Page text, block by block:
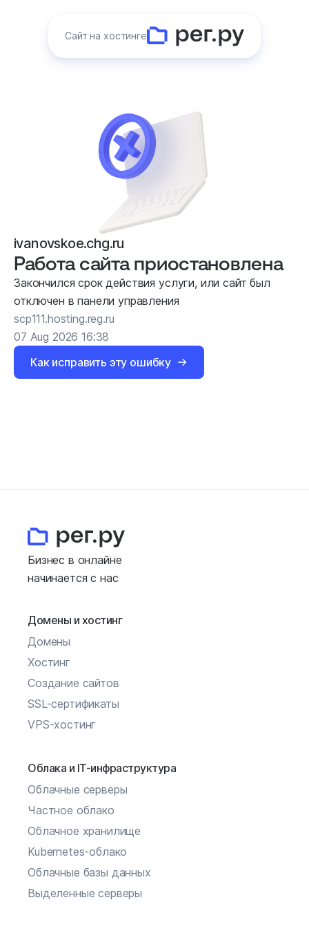
Сайт на хостинге
ivanovskoe.chg.ru
Работа сайта приостановлена
Закончился срок действия услуги, или сайт был
отключен в панели управления
scp111.hosting.reg.ru
07 Aug 2026 16:38
Как исправить эту ошибку
Бизнес в онлайне
начинается с нас
Домены и хостинг
Домены
Хостинг
Создание сайтов
SSL-сертификаты
VPS-хостинг
Облака и IT-инфраструктура
Облачные серверы
Частное облако
Облачное хранилище
Kubernetes-облако
Облачные базы данных
Выделенные серверы